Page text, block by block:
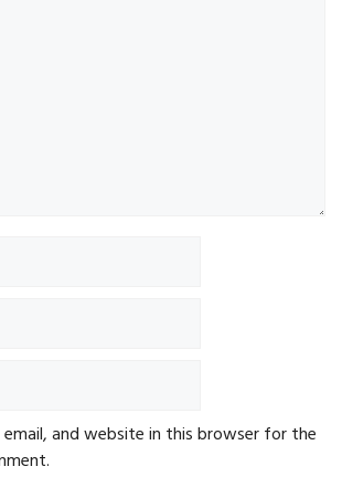
email, and website in this browser for the